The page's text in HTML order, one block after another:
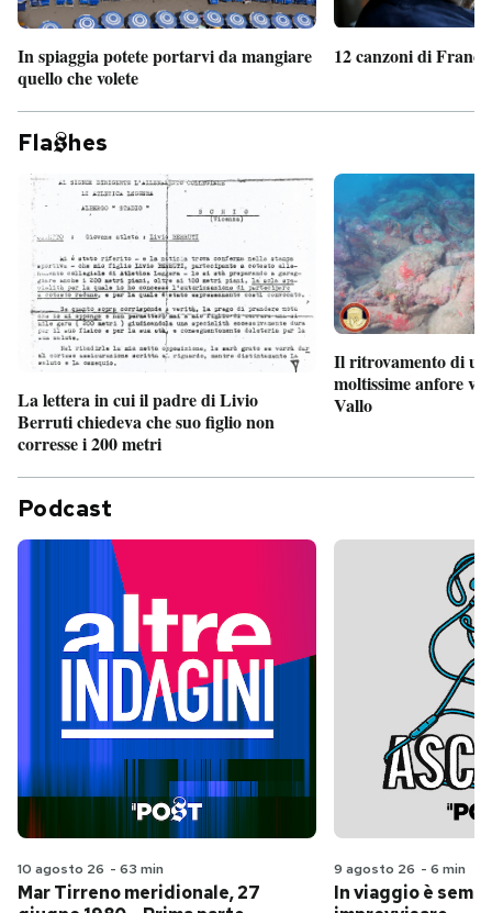
In spiaggia potete portarvi da mangiare
quello che volete
12 canzoni di
Fla hes
La lettera in cui il padre di Livio
Berruti chiedeva che suo figlio non
corresse i 200 metri
Il ritrovamento di
moltissime anfore
Vallo
Podcast
10 agosto 26 - 63 min
Mar Tirreno meridionale, 27
9 agosto 26 - 6 min
In viaggio è